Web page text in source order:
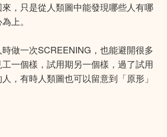
，只是從人類圖中能發現哪些人有哪
上。
做一次SCREENING，也能避開很多
一個樣，試用期另一個樣，過了試用
，有時人類圖也可以留意到「原形」